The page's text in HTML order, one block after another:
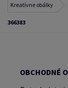
Kreatívne obálky
366383
OBCHODNÉ